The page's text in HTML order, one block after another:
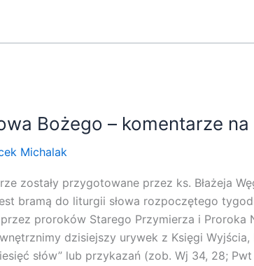
Bożego – komentarze
Michalak
zostały przygotowane przez ks. Błażeja
bramą do liturgii słowa rozpoczętego
proroków Starego Przymierza i Proroka
dzisiejszy urywek z Księgi
słów” lub przykazań (zob. Wj 34, 28;